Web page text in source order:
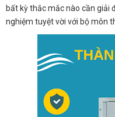
bất kỳ thắc mắc nào cần giải
nghiệm tuyệt vời với bộ môn